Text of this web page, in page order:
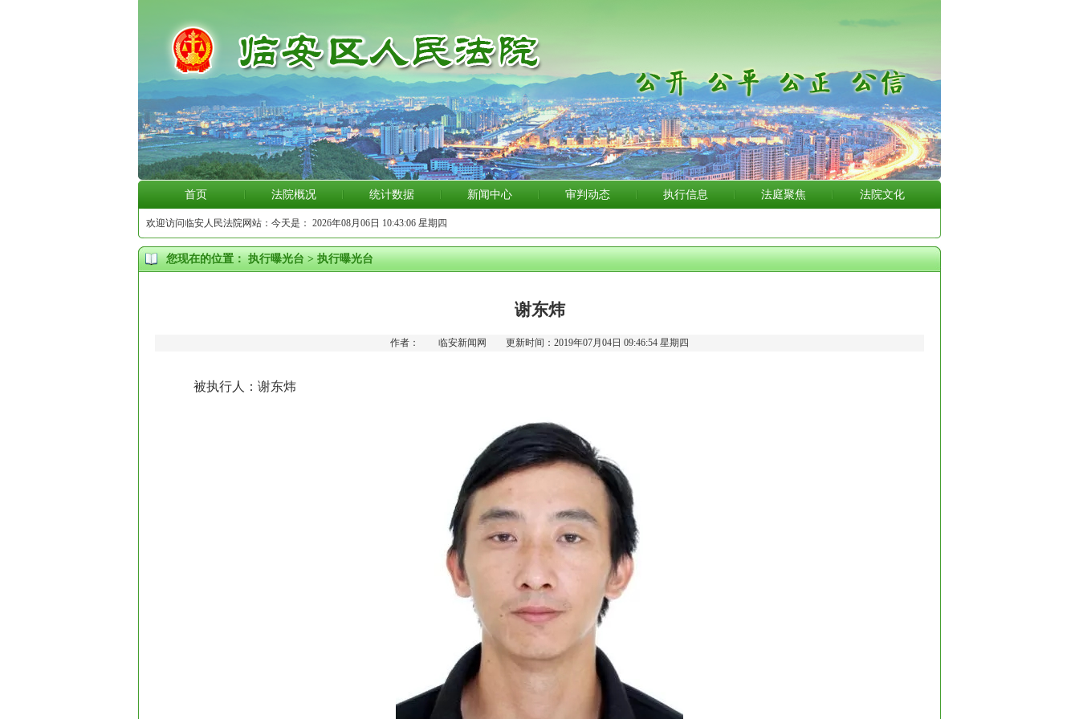
首页 法院概况 统计数据 新闻中心 审判动态 执行信息 法庭聚焦 法院文化
欢迎访问临安人民法院网站：今天是： 2026年08月06日 10:43:06 星期四
您现在的位置：执行曝光台>执行曝光台
谢东炜
作者： 临安新闻网 更新时间：2019年07月04日 09:46:54 星期四
被执行人：谢东炜